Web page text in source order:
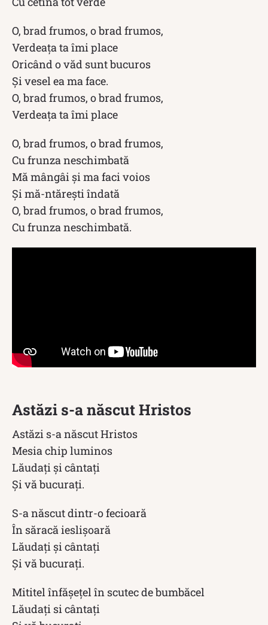
O, brad frumos, o brad frumos,
Verdeața ta îmi place
Oricând o văd sunt bucuros
Și vesel ea ma face.
O, brad frumos, o brad frumos,
Verdeața ta îmi place
O, brad frumos, o brad frumos,
Cu frunza neschimbată
Mă mângâi și ma faci voios
Și mă-ntărești îndată
O, brad frumos, o brad frumos,
Cu frunza neschimbată.
Astăzi s-a născut Hristos
Astăzi s-a născut Hristos
Mesia chip luminos
Lăudați și cântați
Și vă bucurați.
S-a născut dintr-o fecioară
În săracă ieslișoară
Lăudați și cântați
Și vă bucurați.
Mititel înfășețel în scutec de bumbăcel
Lăudați si cântați